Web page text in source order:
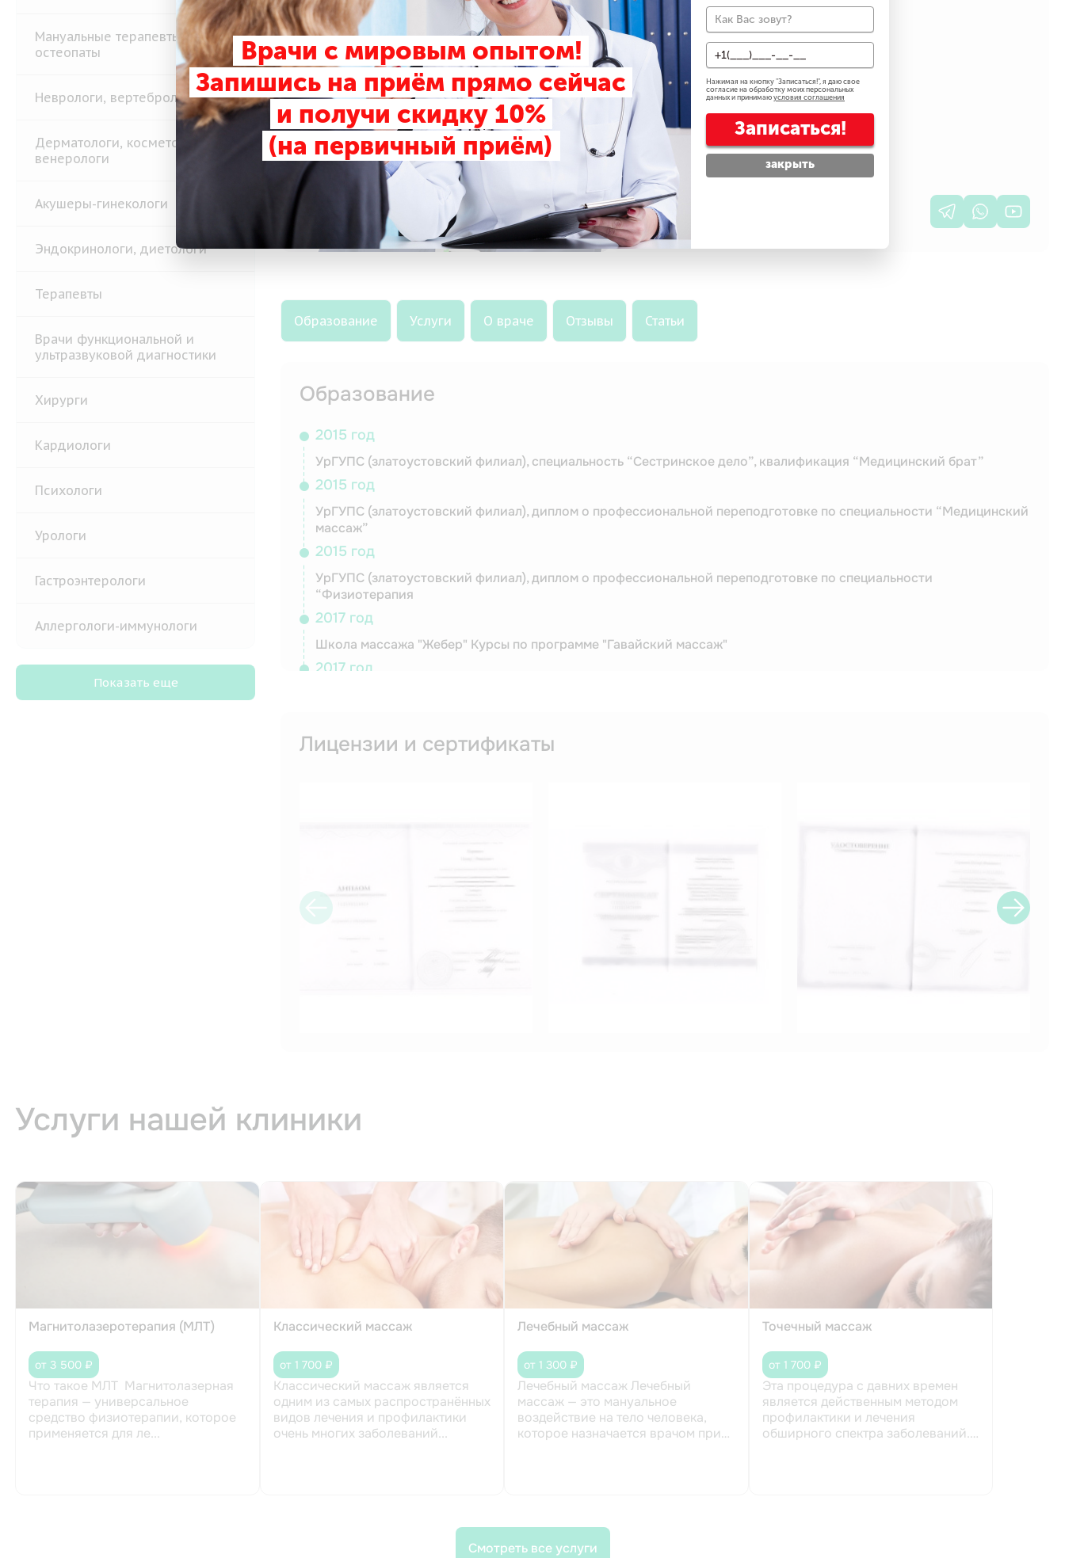
Мануальные терапевты,
остеопаты
Неврологи, вертебрологи
Дерматологи, косметологи,
венерологи
Акушеры-гинекологи
Эндокринологи, диетологи
Терапевты
Врачи функциональной и
ультразвуковой диагностики
Хирурги
Кардиологи
Психологи
Урологи
Гастроэнтерологи
Аллергологи-иммунологи
Показать еще
Массажист, Специалист физ. кабинета
Стаж:
9 лет
Принимает в клинике:
ул. Юлиуса Фучика, 13
ул. Юлиуса Фучика, 11
Образование Услуги О враче Отзывы Статьи
Образование
2015 год
УрГУПС (златоустовский филиал), специальность “Сестринское дело”, квалификация “Медицинский брат”
2015 год
УрГУПС (златоустовский филиал), диплом о профессиональной переподготовке по специальности “Медицинский
массаж”
2015 год
УрГУПС (златоустовский филиал), диплом о профессиональной переподготовке по специальности
“Физиотерапия
2017 год
Школа массажа "Жебер" Курсы по программе "Гавайский массаж"
2017 год
Школа массажа "Жебер" Курсы по программе "Антицеллюлитный и лимфодренажный массаж"
Диплом о подтверждении квалификации по специальности "Физиотерапия"
Лицензии и сертификаты
Услуги нашей клиники
Магнитолазеротерапия (МЛТ)
от 3 500 ₽
Что такое МЛТ Магнитолазерная
терапия — универсальное
средство физиотерапии, которое
применяется для ле...
Классический массаж
от 1 700 ₽
Классический массаж является
одним из самых распространённых
видов лечения и профилактики
очень многих заболеваний...
Лечебный массаж
от 1 300 ₽
Лечебный массаж Лечебный
массаж — это мануальное
воздействие на тело человека,
которое назначается врачом при
Точечный массаж
от 1 700 ₽
Эта процедура с давних времен
является действенным методом
профилактики и лечения
обширного спектра заболеваний.
Смотреть все услуги
Врачи с мировым опытом!
Запишись на приём прямо сейчас
и получи скидку 10%
(на первичный приём)
Нажимая на кнопку "Записаться!", я даю свое
согласие на обработку моих персональных
данных и принимаю условия соглашения
Записаться!
закрыть